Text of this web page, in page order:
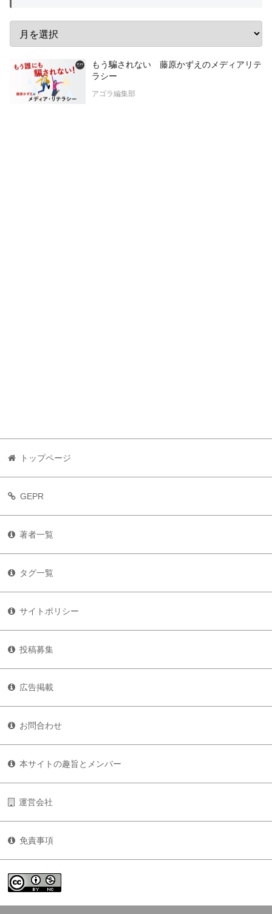
もう騙されない 藤原かずえのメディアリテ
ラシー
アゴラ編集部
トップページ
GEPR
著者一覧
タグ一覧
サイトポリシー
投稿募集
広告掲載
お問合わせ
本サイトの趣旨とメンバー
運営会社
免責事項